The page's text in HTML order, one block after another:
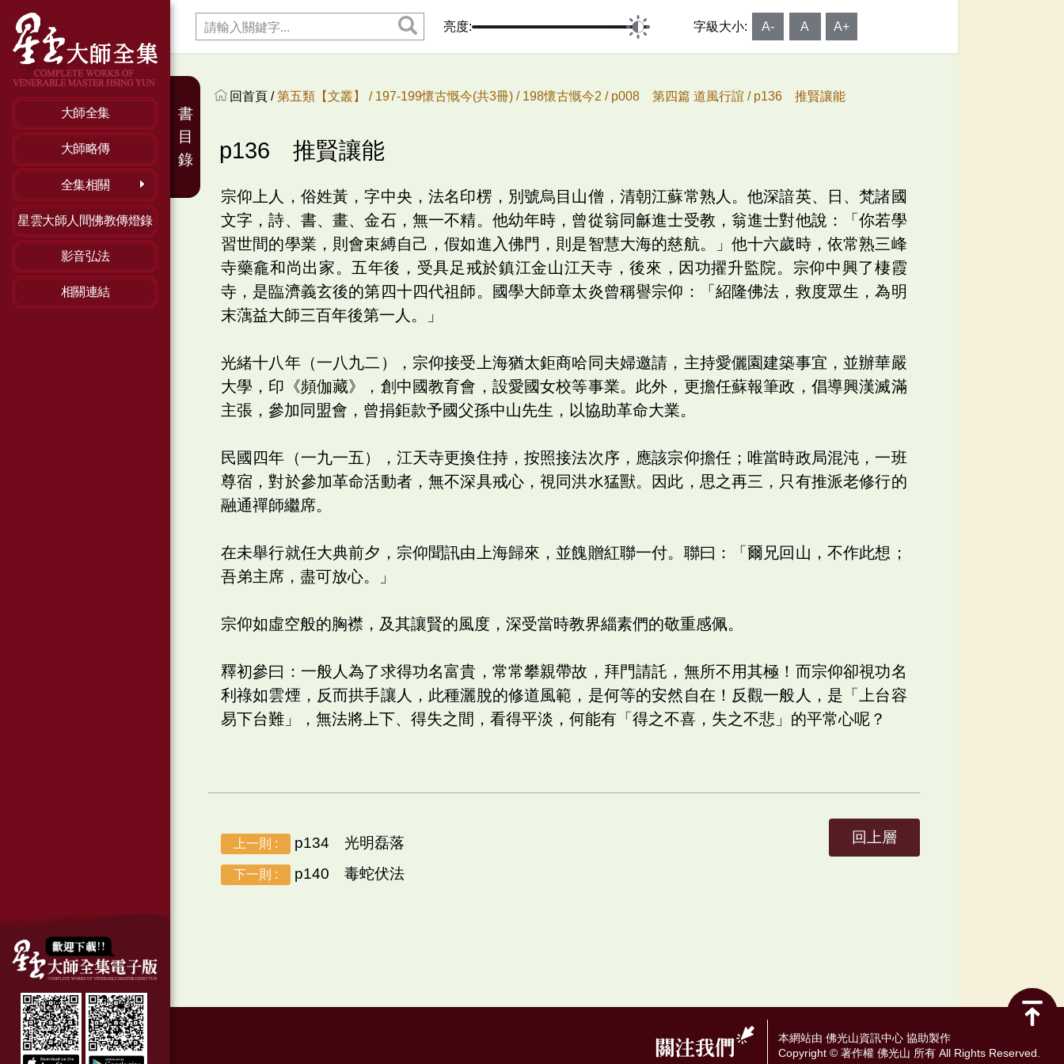
大師全集
大師略傳
全集相關
星雲大師人間佛教傳燈錄
影音弘法
相關連結
亮度: 字級大小: A- A A+
回首頁 /第五類【文叢】 / 197-199懷古慨今(共3冊) / 198懷古慨今2 / p008 第四篇 道風行誼 / p136 推賢讓能
p136 推賢讓能
宗仰上人，俗姓黃，字中央，法名印楞，別號烏目山僧，清朝江蘇常熟人。他深諳英、日、梵諸國
文字，詩、書、畫、金石，無一不精。他幼年時，曾從翁同龢進士受教，翁進士對他說：「你若學
習世間的學業，則會束縛自己，假如進入佛門，則是智慧大海的慈航。」他十六歲時，依常熟三峰
寺藥龕和尚出家。五年後，受具足戒於鎮江金山江天寺，後來，因功擢升監院。宗仰中興了棲霞
寺，是臨濟義玄後的第四十四代祖師。國學大師章太炎曾稱譽宗仰：「紹隆佛法，救度眾生，為明
末蕅益大師三百年後第一人。」
光緒十八年（一八九二），宗仰接受上海猶太鉅商哈同夫婦邀請，主持愛儷園建築事宜，並辦華嚴
大學，印《頻伽藏》，創中國教育會，設愛國女校等事業。此外，更擔任蘇報筆政，倡導興漢滅滿
主張，參加同盟會，曾捐鉅款予國父孫中山先生，以協助革命大業。
民國四年（一九一五），江天寺更換住持，按照接法次序，應該宗仰擔任；唯當時政局混沌，一班
尊宿，對於參加革命活動者，無不深具戒心，視同洪水猛獸。因此，思之再三，只有推派老修行的
融通禪師繼席。
在未舉行就任大典前夕，宗仰聞訊由上海歸來，並餽贈紅聯一付。聯曰：「爾兄回山，不作此想；
吾弟主席，盡可放心。」
宗仰如虛空般的胸襟，及其讓賢的風度，深受當時教界緇素們的敬重感佩。
釋初參曰：一般人為了求得功名富貴，常常攀親帶故，拜門請託，無所不用其極！而宗仰卻視功名
利祿如雲煙，反而拱手讓人，此種灑脫的修道風範，是何等的安然自在！反觀一般人，是「上台容
易下台難」，無法將上下、得失之間，看得平淡，何能有「得之不喜，失之不悲」的平常心呢？
上一則 : p134 光明磊落
下一則 : p140 毒蛇伏法
回上層
書
目
錄
本網站由 佛光山資訊中心 協助製作
Copyright © 著作權 佛光山 所有 All Rights Reserved.